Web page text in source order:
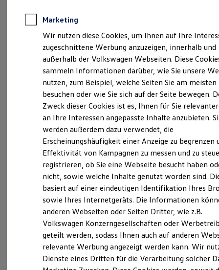
Anpfiff zum Gewinn
Elektroautos
ID. Tutorials
Elektrofahrzeugkonzepte
Reichweite
Reichweite der ID. Modelle
Reichweite im Winter
Laden
Laden unterwegs
Laden Zuhause
Ladezeitensimulator
Batterie
Sicherheit
Garantie und Lebensdauer
Nachhaltigkeit
Technologie
Kosten und Kauf
Verbrauchskosten
Kaufoptionen
E-Auto-Förderung
Software und Konnektivität
Die ID. Software 6
ID. Software Versionen und Updates
Digitale Extras
Schnittstellen zu Ihrem ID.
Impressum & Rechtliches)
Probefahrt vereinbaren
Fahrzeugangebot anfordern
Servicetermin buchen
Marketing
Wir nutzen diese Cookies, um Ihnen auf Ihre
zugeschnittene Werbung anzuzeigen, innerhalb und
außerhalb der Volkswagen Webseiten. Diese
sammeln Informationen darüber, wie Sie unsere
nutzen, zum Beispiel, welche Seiten Sie am meisten
besuchen oder wie Sie sich auf der Seite bewegen.
Zweck dieser Cookies ist es, Ihnen für Sie
an Ihre Interessen angepasste Inhalte anzubieten.
werden außerdem dazu verwendet, die
Erscheinungshäufigkeit einer Anzeige zu begrenzen
Effektivität von Kampagnen zu messen und zu
registrieren, ob Sie eine Webseite besucht haben
nicht, sowie welche Inhalte genutzt worden sind.
basiert auf einer eindeutigen Identifikation Ihres
sowie Ihres Internetgeräts. Die Informationen
anderen Webseiten oder Seiten Dritter, wie z.B.
Volkswagen Konzerngesellschaften oder
geteilt werden, sodass Ihnen auch auf anderen
relevante Werbung angezeigt werden kann. Wir
Dienste eines Dritten für die Verarbeitung solcher